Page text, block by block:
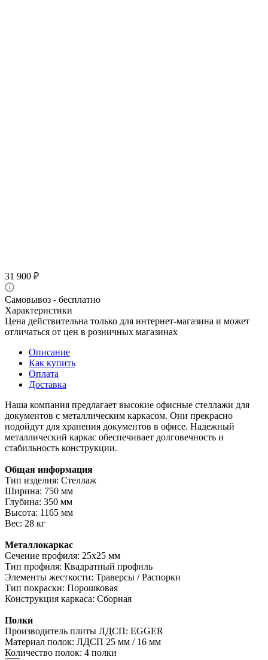
31 900 ₽
Самовывоз - бесплатно
Характеристики
Цена действительна только для интернет-магазина и может
отличаться от цен в розничных магазинах
Описание
Как купить
Оплата
Доставка
Наша компания предлагает высокие офисные стеллажи для
документов с металлическим каркасом. Они прекрасно
подойдут для хранения документов в офисе. Надежный
металлический каркас обеспечивает долговечность и
стабильность конструкции.
Общая информация
Тип изделия: Стеллаж
Ширина: 750 мм
Глубина: 350 мм
Высота: 1165 мм
Вес: 28 кг
Металлокаркас
Сечение профиля: 25х25 мм
Тип профиля: Квадратный профиль
Элементы жесткости: Траверсы / Распорки
Тип покраски: Порошковая
Конструкция каркаса: Сборная
Полки
Производитель плиты ЛДСП: EGGER
Материал полок: ЛДСП 25 мм / 16 мм
Количество полок: 4 полки